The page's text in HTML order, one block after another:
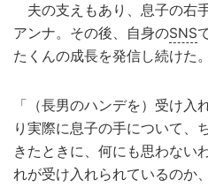
夫の支えもあり、息子の右
アンナ。その後、自身のSNS
たくんの成長を発信し続けた。
「（長男のハンデを）受け
り実際に息子の手について、
きたときに、何にも思わない
れが受け入れられているのか